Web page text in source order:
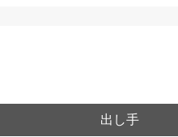
出し手